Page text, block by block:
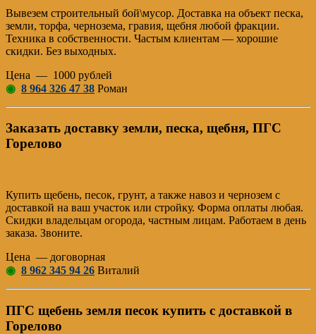
Вывезем строительный бой\мусор. Доставка на объект песка,
земли, торфа, чернозема, гравия, щебня любой фракции.
Техника в собственности. Частым клиентам — хорошие
скидки. Без выходных.
Цена — 1000 рублей
◉ 8 964 326 47 38 Роман
Заказать доставку земли, песка, щебня, ПГС
Горелово
Купить щебень, песок, грунт, а также навоз и чернозем с
доставкой на ваш участок или стройку. Форма оплаты любая.
Скидки владельцам огорода, частным лицам. Работаем в день
заказа. Звоните.
Цена — договорная
◉ 8 962 345 94 26 Виталий
ПГС щебень земля песок купить с доставкой в
Горелово